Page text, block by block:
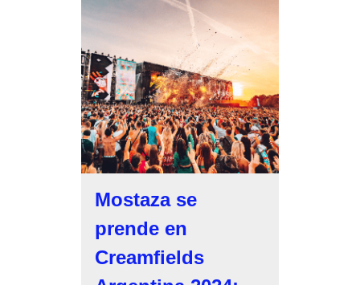
Mostaza se
prende en
Creamfields